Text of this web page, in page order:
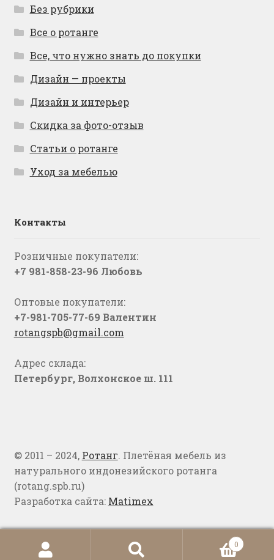
Без рубрики
Все о ротанге
Все, что нужно знать до покупки
Дизайн — проекты
Дизайн и интерьер
Скидка за фото-отзыв
Статьи о ротанге
Уход за мебелью
Контакты
Розничные покупатели:
+7 981-858-23-96 Любовь
Оптовые покупатели:
+7-981-705-77-69 Валентин
rotangspb@gmail.com
Адрес склада:
Петербург, Волхонское ш. 111
© 2011 – 2024, Ротанг. Плетёная мебель из
натурального индонезийского ротанга
(rotang.spb.ru)
Разработка сайта: Matimex
Искать:
0